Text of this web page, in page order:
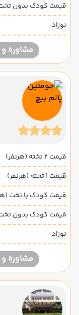
قیمت کودک بدون
نوزاد
مشاوره و
قیمت 2 تخته (هرنفر)
قیمت 1 تخته (هرنفر)
قیمت کودک با تخت
قیمت کودک بدون
نوزاد
مشاوره و